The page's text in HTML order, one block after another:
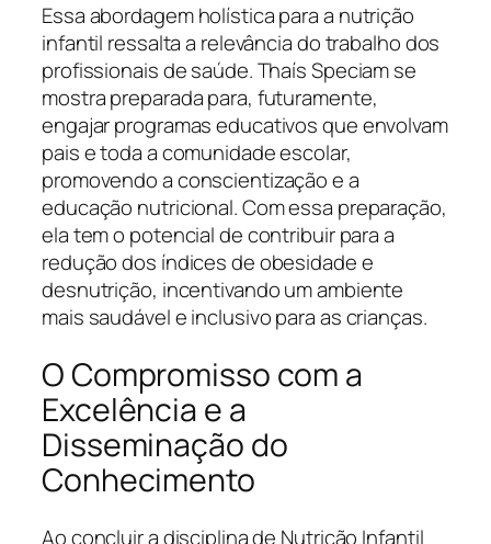
Essa abordagem holística para a nutrição
infantil ressalta a relevância do trabalho dos
profissionais de saúde. Thaís Speciam se
mostra preparada para, futuramente,
engajar programas educativos que envolvam
pais e toda a comunidade escolar,
promovendo a conscientização e a
educação nutricional. Com essa preparação,
ela tem o potencial de contribuir para a
redução dos índices de obesidade e
desnutrição, incentivando um ambiente
mais saudável e inclusivo para as crianças.
O Compromisso com a
Excelência e a
Disseminação do
Conhecimento
Ao concluir a disciplina de Nutrição Infantil